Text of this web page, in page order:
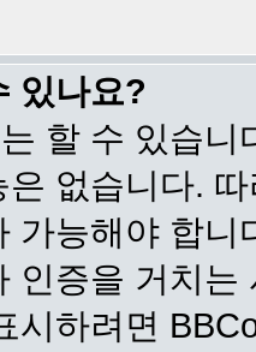
있나요?
할 수 있습
없습니다.
가능해야 합
인증을 거치
시하려면